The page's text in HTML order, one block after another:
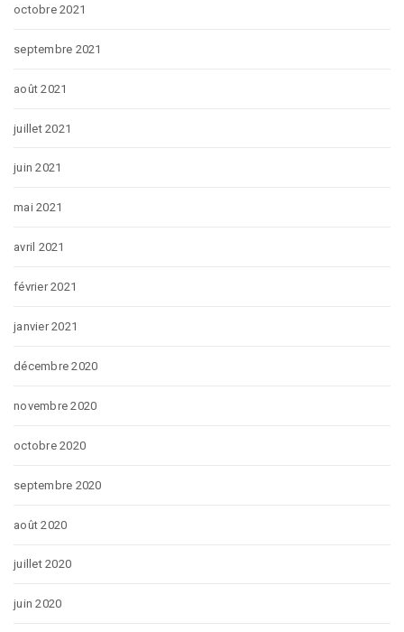
octobre 2021
septembre 2021
août 2021
juillet 2021
juin 2021
mai 2021
avril 2021
février 2021
janvier 2021
décembre 2020
novembre 2020
octobre 2020
septembre 2020
août 2020
juillet 2020
juin 2020